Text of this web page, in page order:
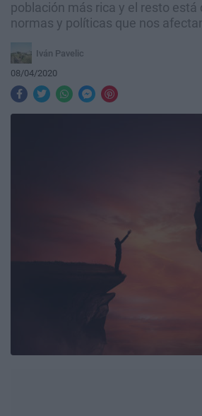
población más rica y el resto está
normas y políticas que nos
Iván Pavelic
08/04/2020